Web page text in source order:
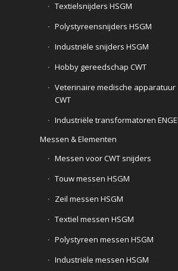
Textielsnijders HSGM
Polystyreensnijders HSGM
Industriële snijders HSGM
Hobby gereedschap CWT
Veterinaire medische apparatuur
CWT
Industriële transformatoren
Messen & Elementen
Messen voor CWT snijders
Touw messen HSGM
Zeil messen HSGM
Textiel messen HSGM
Polystyreen messen HSGM
Industriële messen HSGM